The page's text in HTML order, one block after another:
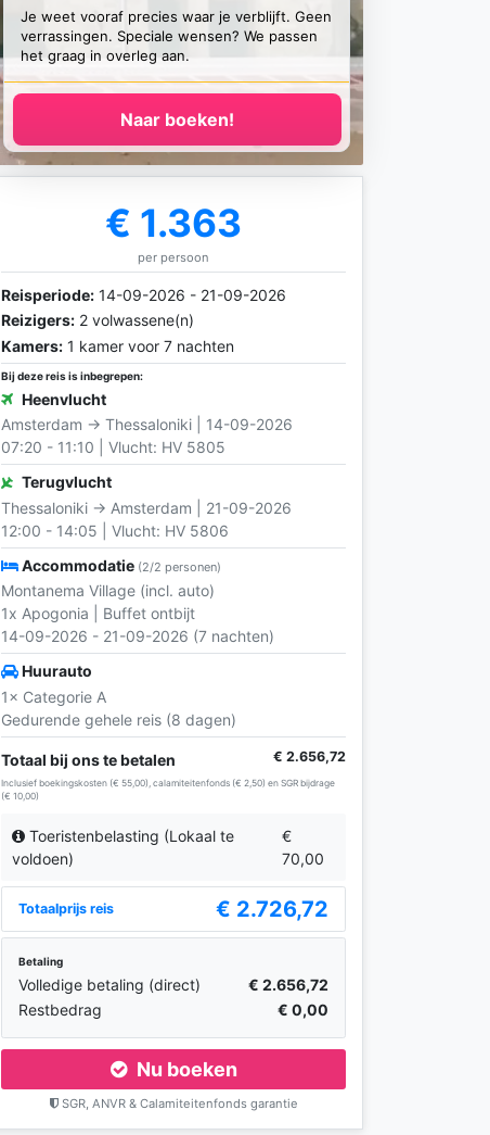
Je weet vooraf precies waar je verblijft. Geen
verrassingen. Speciale wensen? We passen
het graag in overleg aan.
Naar boeken!
€ 1.363
per persoon
Reisperiode: 14-09-2026 - 21-09-2026
Reizigers: 2 volwassene(n)
Kamers: 1 kamer voor 7 nachten
Bij deze reis is inbegrepen:
Heenvlucht
Amsterdam → Thessaloniki | 14-09-2026
07:20 - 11:10 | Vlucht: HV 5805
Terugvlucht
Thessaloniki → Amsterdam | 21-09-2026
12:00 - 14:05 | Vlucht: HV 5806
Accommodatie (2/2 personen)
Montanema Village (incl. auto)
1x Apogonia | Buffet ontbijt
14-09-2026 - 21-09-2026 (7 nachten)
Huurauto
1× Categorie A
Gedurende gehele reis (8 dagen)
Totaal bij ons te betalen € 2.656,72
Inclusief boekingskosten (€ 55,00), calamiteitenfonds (€ 2,50) en SGR bijdrage
(€ 10,00)
Toeristenbelasting (Lokaal te
voldoen)
€
70,00
Totaalprijs reis € 2.726,72
Betaling
Volledige betaling (direct)
€ 2.656,72
Restbedrag
€ 0,00
Nu boeken
SGR, ANVR & Calamiteitenfonds garantie